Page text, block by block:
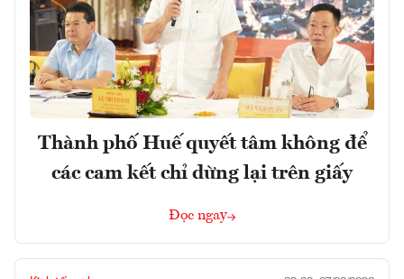
Thành phố Huế quyết tâm không để
các cam kết chỉ dừng lại trên giấy
Đọc ngay